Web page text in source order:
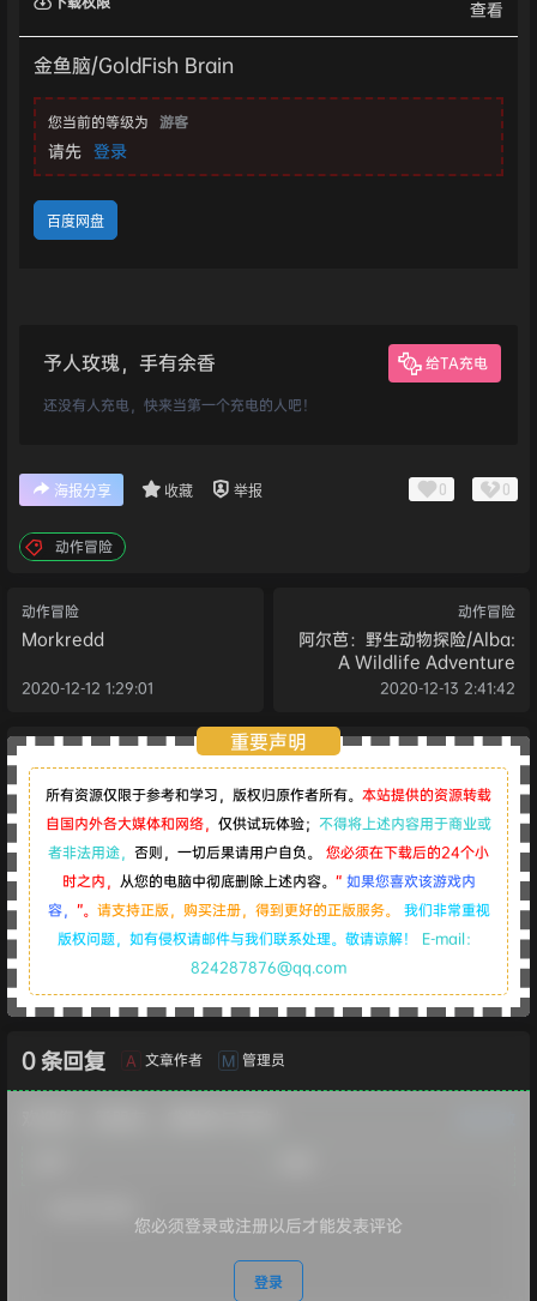
查看
金鱼脑/GoldFish Brain
您当前的等级为 游客
请先 登录
百度网盘
予人玫瑰，手有余香 给TA充电
还没有人充电，快来当第一个充电的人吧！
海报分享 收藏 举报 0 0
动作冒险
动作冒险
Morkredd
2020-12-12 1:29:01
动作冒险
阿尔芭：野生动物探险/Alba:
A Wildlife Adventure
2020-12-13 2:41:42
重要声明
所有资源仅限于参考和学习，版权归原作者所有。 本站提供的资源转载
自国内外各大媒体和网络， 仅供试玩体验； 不得将上述内容用于商业或
者非法用途， 否则，一切后果请用户自负。
您必须在下载后的24个小
时之内， 从您的电脑中彻底删除上述内容。 “如果您喜欢该游戏内
容， ”。 请支持正版，购买注册，得到更好的正版服务。 我们非常重视
版权问题，如有侵权请邮件与我们联系处理。敬请谅解！ E-mail：
824287876@qq.com
0 条回复 A 文章作者 M 管理员
您必须登录或注册以后才能发表评论
登录